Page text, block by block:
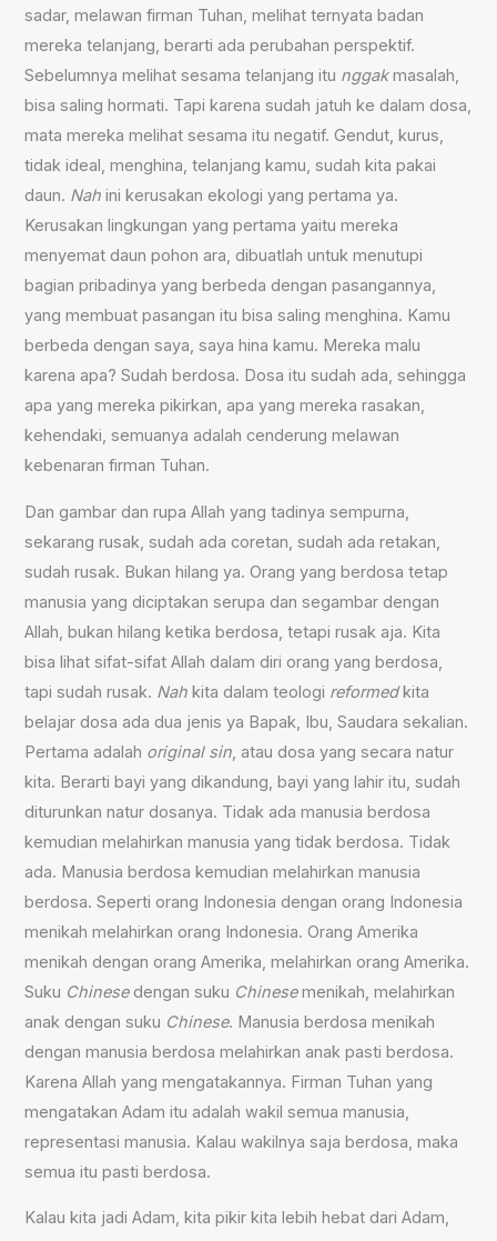
sadar, melawan firman Tuhan, melihat ternyata badan
mereka telanjang, berarti ada perubahan perspektif.
Sebelumnya melihat sesama telanjang itu nggakmasalah,
bisa saling hormati. Tapi karena sudah jatuh ke dalam dosa,
mata mereka melihat sesama itu negatif. Gendut, kurus,
tidak ideal, menghina, telanjang kamu, sudah kita pakai
daun. Nah ini kerusakan ekologi yang pertama ya.
Kerusakan lingkungan yang pertama yaitu mereka
menyemat daun pohon ara, dibuatlah untuk menutupi
bagian pribadinya yang berbeda dengan pasangannya,
yang membuat pasangan itu bisa saling menghina. Kamu
berbeda dengan saya, saya hina kamu. Mereka malu
karena apa? Sudah berdosa. Dosa itu sudah ada, sehingga
apa yang mereka pikirkan, apa yang mereka rasakan,
kehendaki, semuanya adalah cenderung melawan
kebenaran firman Tuhan.
Dan gambar dan rupa Allah yang tadinya sempurna,
sekarang rusak, sudah ada coretan, sudah ada retakan,
sudah rusak. Bukan hilang ya. Orang yang berdosa tetap
manusia yang diciptakan serupa dan segambar dengan
Allah, bukan hilang ketika berdosa, tetapi rusak aja. Kita
bisa lihat sifat-sifat Allah dalam diri orang yang berdosa,
tapi sudah rusak. Nah kita dalam teologi reformedkita
belajar dosa ada dua jenis ya Bapak, Ibu, Saudara sekalian.
Pertama adalah original sin, atau dosa yang secara natur
kita. Berarti bayi yang dikandung, bayi yang lahir itu, sudah
diturunkan natur dosanya. Tidak ada manusia berdosa
kemudian melahirkan manusia yang tidak berdosa. Tidak
ada. Manusia berdosa kemudian melahirkan manusia
berdosa. Seperti orang Indonesia dengan orang Indonesia
menikah melahirkan orang Indonesia. Orang Amerika
menikah dengan orang Amerika, melahirkan orang Amerika.
Suku Chinesedengan suku Chinesemenikah, melahirkan
anak dengan suku Chinese. Manusia berdosa menikah
dengan manusia berdosa melahirkan anak pasti berdosa.
Karena Allah yang mengatakannya. Firman Tuhan yang
mengatakan Adam itu adalah wakil semua manusia,
representasi manusia. Kalau wakilnya saja berdosa, maka
semua itu pasti berdosa.
Kalau kita jadi Adam, kita pikir kita lebih hebat dari Adam,